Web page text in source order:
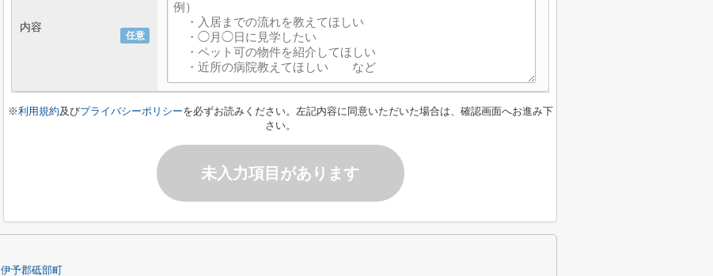
任意
内容
※利用規約及びプライバシーポリシーを必ずお読みください。左記内容に同意いただいた場合は、確認画面へお進み下
さい。
未入力項目があります
伊予郡砥部町